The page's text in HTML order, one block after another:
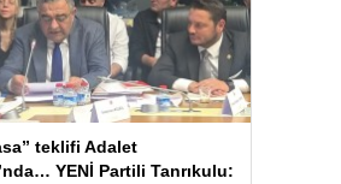
teklifi Adalet
YENİ Partili Tanrıkulu: